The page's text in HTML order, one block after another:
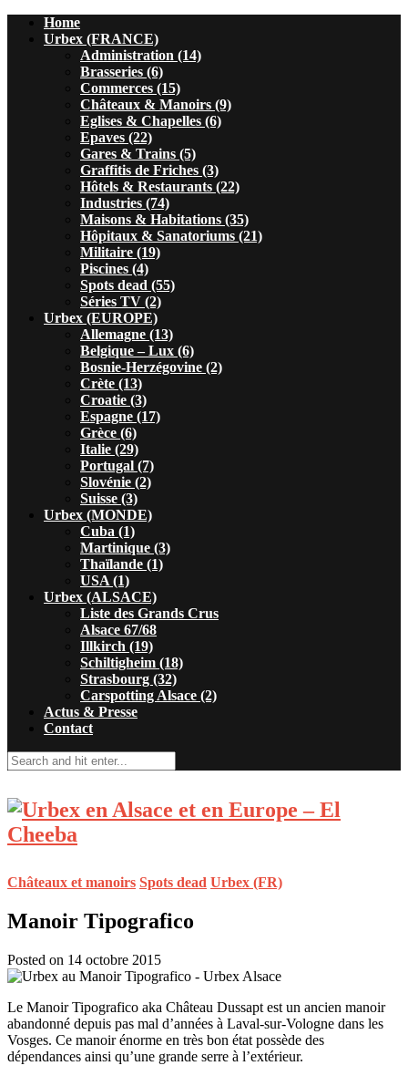
Home
Urbex (FRANCE)
Administration (14)
Brasseries (6)
Commerces (15)
Châteaux & Manoirs (9)
Eglises & Chapelles (6)
Epaves (22)
Gares & Trains (5)
Graffitis de Friches (3)
Hôtels & Restaurants (22)
Industries (74)
Maisons & Habitations (35)
Hôpitaux & Sanatoriums (21)
Militaire (19)
Piscines (4)
Spots dead (55)
Séries TV (2)
Urbex (EUROPE)
Allemagne (13)
Belgique – Lux (6)
Bosnie-Herzégovine (2)
Crète (13)
Croatie (3)
Espagne (17)
Grèce (6)
Italie (29)
Portugal (7)
Slovénie (2)
Suisse (3)
Urbex (MONDE)
Cuba (1)
Martinique (3)
Thaïlande (1)
USA (1)
Urbex (ALSACE)
Liste des Grands Crus
Alsace 67/68
Illkirch (19)
Schiltigheim (18)
Strasbourg (32)
Carspotting Alsace (2)
Actus & Presse
Contact
Châteaux et manoirs Spots dead Urbex (FR)
Manoir Tipografico
Posted on 14 octobre 2015
Le Manoir Tipografico aka Château Dussapt est un ancien manoir
abandonné depuis pas mal d’années à Laval-sur-Vologne dans les
Vosges. Ce manoir énorme en très bon état possède des
dépendances ainsi qu’une grande serre à l’extérieur.